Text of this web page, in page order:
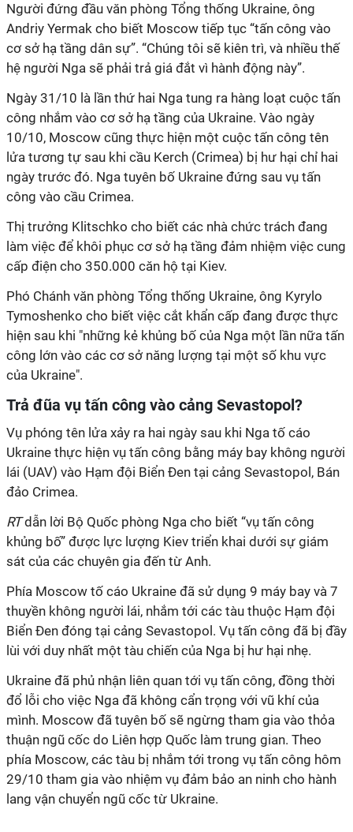
Người đứng đầu văn phòng Tổng thống Ukraine, ông
Andriy Yermak cho biết Moscow tiếp tục “tấn công vào
cơ sở hạ tầng dân sự”. “Chúng tôi sẽ kiên trì, và nhiều thế
hệ người Nga sẽ phải trả giá đắt vì hành động này”.
Ngày 31/10 là lần thứ hai Nga tung ra hàng loạt cuộc tấn
công nhắm vào cơ sở hạ tầng của Ukraine. Vào ngày
10/10, Moscow cũng thực hiện một cuộc tấn công tên
lửa tương tự sau khi cầu Kerch (Crimea) bị hư hại chỉ hai
ngày trước đó. Nga tuyên bố Ukraine đứng sau vụ tấn
công vào cầu Crimea.
Thị trưởng Klitschko cho biết các nhà chức trách đang
làm việc để khôi phục cơ sở hạ tầng đảm nhiệm việc cung
cấp điện cho 350.000 căn hộ tại Kiev.
Phó Chánh văn phòng Tổng thống Ukraine, ông Kyrylo
Tymoshenko cho biết việc cắt khẩn cấp đang được thực
hiện sau khi "những kẻ khủng bố của Nga một lần nữa tấn
công lớn vào các cơ sở năng lượng tại một số khu vực
của Ukraine".
Trả đũa vụ tấn công vào cảng Sevastopol?
Vụ phóng tên lửa xảy ra hai ngày sau khi Nga tố cáo
Ukraine thực hiện vụ tấn công bằng máy bay không người
lái (UAV) vào Hạm đội Biển Đen tại cảng Sevastopol, Bán
đảo Crimea.
RTdẫn lời Bộ Quốc phòng Nga cho biết “vụ tấn công
khủng bố” được lực lượng Kiev triển khai dưới sự giám
sát của các chuyên gia đến từ Anh.
Phía Moscow tố cáo Ukraine đã sử dụng 9 máy bay và 7
thuyền không người lái, nhắm tới các tàu thuộc Hạm đội
Biển Đen đóng tại cảng Sevastopol. Vụ tấn công đã bị đầy
lùi với duy nhất một tàu chiến của Nga bị hư hại nhẹ.
Ukraine đã phủ nhận liên quan tới vụ tấn công, đồng thời
đổ lỗi cho việc Nga đã không cẩn trọng với vũ khí của
mình. Moscow đã tuyên bố sẽ ngừng tham gia vào thỏa
thuận ngũ cốc do Liên hợp Quốc làm trung gian. Theo
phía Moscow, các tàu bị nhắm tới trong vụ tấn công hôm
29/10 tham gia vào nhiệm vụ đảm bảo an ninh cho hành
lang vận chuyển ngũ cốc từ Ukraine.